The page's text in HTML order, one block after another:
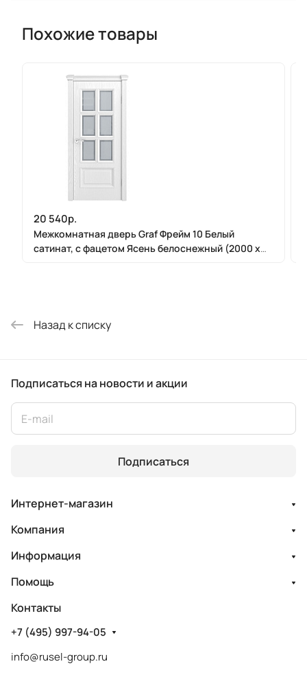
Похожие товары
20 540р.
Межкомнатная дверь Graf Фрейм 10 Белый
сатинат, с фацетом Ясень белоснежный (2000 х
Назад к списку
Подписаться на новости и акции
Подписаться
Интернет-магазин
Компания
Информация
Помощь
Контакты
+7 (495) 997-94-05
info@rusel-group.ru